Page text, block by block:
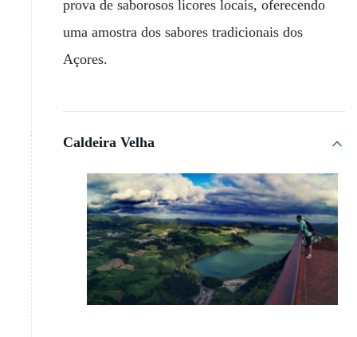
prova de saborosos licores locais, oferecendo
uma amostra dos sabores tradicionais dos
Açores.
Caldeira Velha